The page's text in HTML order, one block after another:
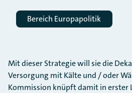
Bereich Europapolitik
Mit dieser Strategie will sie die
Versorgung mit Kälte und / oder
Kommission knüpft damit in erster